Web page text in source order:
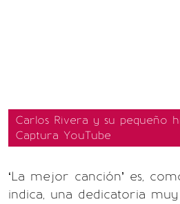
Carlos Rivera y su pequeño
Captura YouTube
‘La mejor canción’ es,
indica, una dedicatoria muy